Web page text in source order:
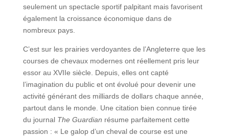
seulement un spectacle sportif palpitant mais favorisent
également la croissance économique dans de
nombreux pays.
C’est sur les prairies verdoyantes de l’Angleterre que les
courses de chevaux modernes ont réellement pris leur
essor au XVIIe siècle. Depuis, elles ont capté
l’imagination du public et ont évolué pour devenir une
activité générant des milliards de dollars chaque année,
partout dans le monde. Une citation bien connue tirée
du journal The Guardian résume parfaitement cette
passion : « Le galop d’un cheval de course est une